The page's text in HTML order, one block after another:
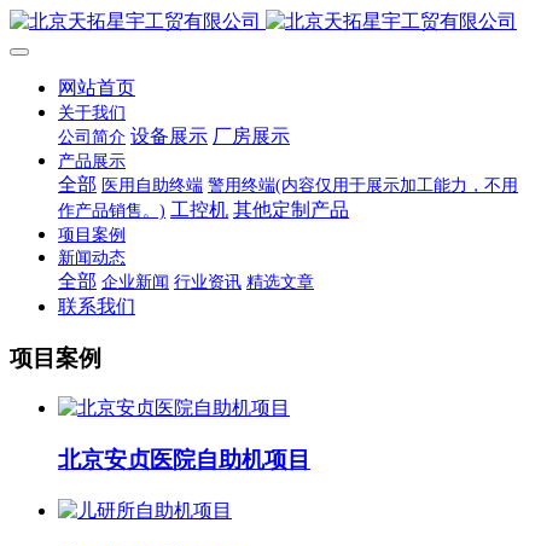
网站首页
关于我们
公司简介 设备展示 厂房展示
产品展示
全部 医用自助终端 警用终端(内容仅用于展示加工能力，不用
作产品销售。) 工控机 其他定制产品
项目案例
新闻动态
全部 企业新闻 行业资讯 精选文章
联系我们
项目案例
北京安贞医院自助机项目